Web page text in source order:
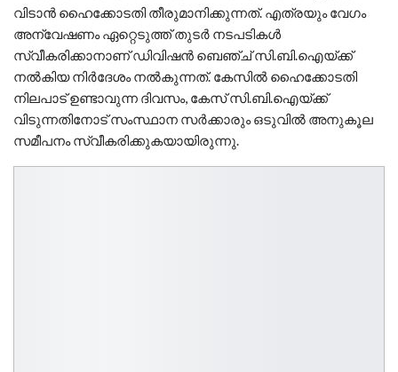
വിടാൻ ഹൈക്കോടതി തീരുമാനിക്കുന്നത്. എത്രയും വേഗം
അന്വേഷണം ഏറ്റെടുത്ത് തുടർ നടപടികൾ
സ്വീകരിക്കാനാണ് ഡിവിഷൻ ബെഞ്ച് സി.ബി.ഐയ്ക്ക്
നൽകിയ നിർദേശം നൽകുന്നത്. കേസിൽ ഹൈക്കോടതി
നിലപാട് ഉണ്ടാവുന്ന ദിവസം, കേസ് സി.ബി.ഐയ്‌ക്ക്
വിടുന്നതിനോട് സംസ്ഥാന സർക്കാരും ഒടുവിൽ അനുകൂല
സമീപനം സ്വീകരിക്കുകയായിരുന്നു.